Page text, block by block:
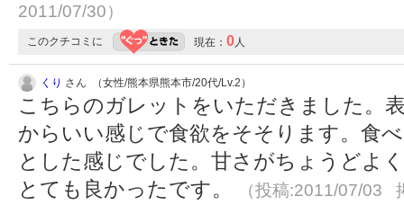
2011/07/30）
このクチコミに 現在： 0人
くり さん （女性/熊本県熊本市/20代/Lv.2）
こちらのガレットをいただきました。
からいい感じで食欲をそそります。食
とした感じでした。甘さがちょうどよ
とても良かったです。
（投稿:2011/07/03